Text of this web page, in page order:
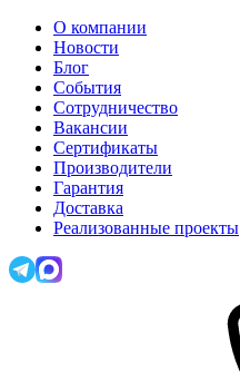
О компании
Новости
Блог
События
Сотрудничество
Вакансии
Сертификаты
Производители
Гарантия
Доставка
Реализованные проекты